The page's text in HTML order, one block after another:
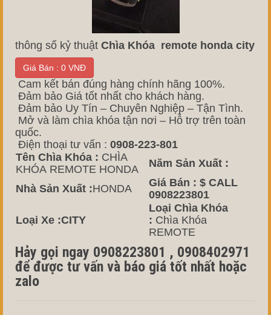
thông số kỷ thuật Chìa Khóa remote honda city
Giá Bán : 0 VNĐ
Cam kết bán đúng hàng chính hãng 100%.
Đảm bảo Giá tốt nhất cho khách hàng.
Đảm bảo Uy Tín – Chuyên Nghiệp – Tận Tình.
Mở và làm chìa khóa tận nơi – Hỗ trợ trên toàn
quốc.
Điện thoại tư vấn : 0908-223-801
Tên Chìa Khóa : CHÌA
KHÓA REMOTE HONDA
Năm Sản Xuất :
Nhà Sản Xuất :HONDA Giá Bán : $ CALL
0908223801
Loại Xe :CITY
Loại Chìa Khóa
: Chìa Khóa
REMOTE
Hảy gọi ngay 0908223801 , 0908402971
để được tư vấn và báo giá tốt nhất hoặc
zalo